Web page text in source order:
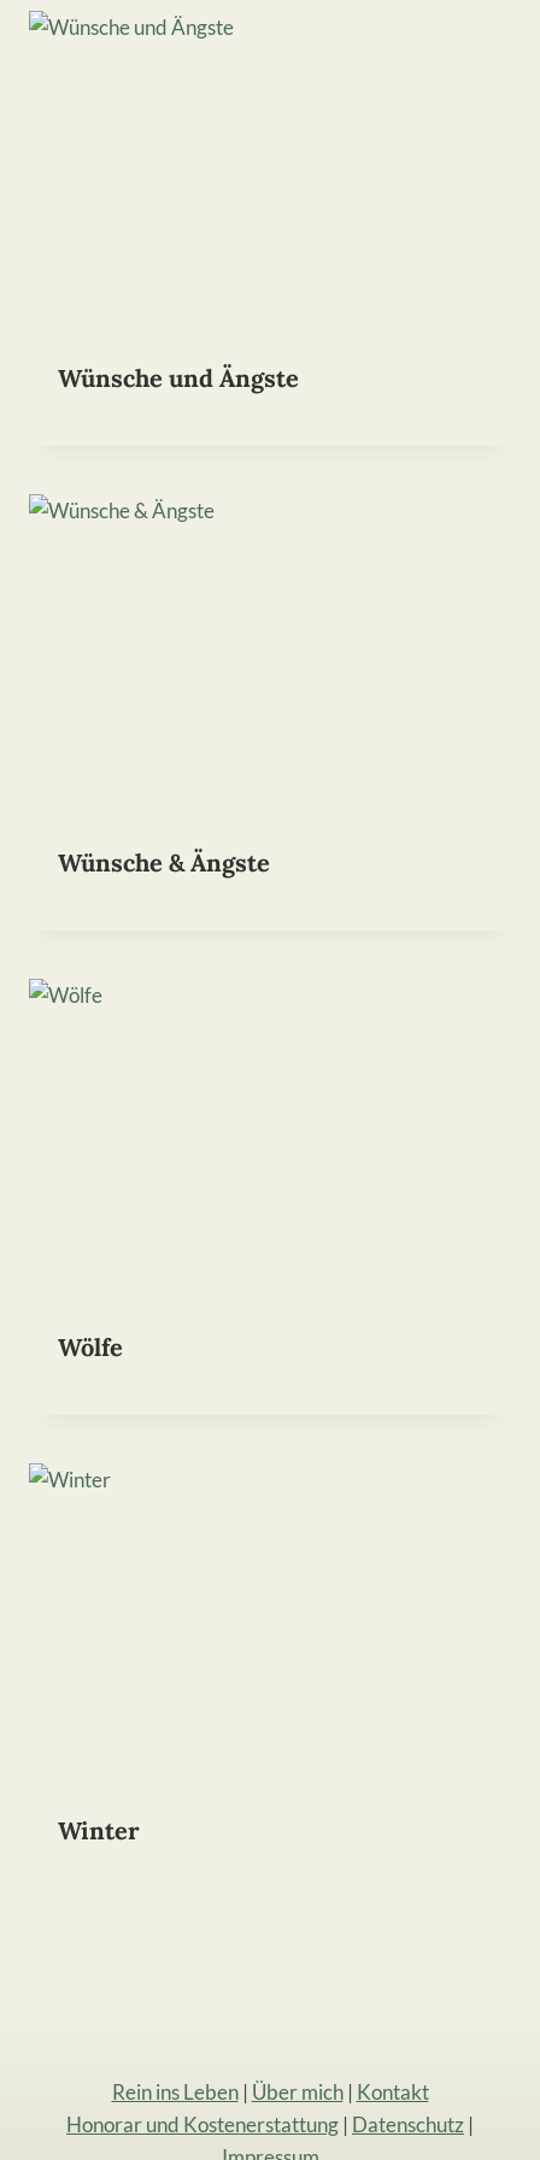
Wünsche und Ängste
Wünsche & Ängste
Wölfe
Winter
Rein ins Leben| Über mich| Kontakt
Honorar und Kostenerstattung | Datenschutz |